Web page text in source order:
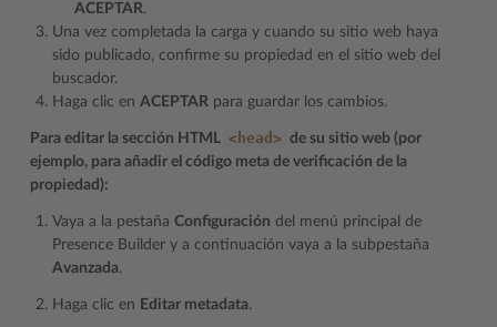
ACEPTAR.
Una vez completada la carga y cuando su sitio web haya
sido publicado, confirme su propiedad en el sitio web del
buscador.
Haga clic en ACEPTAR para guardar los cambios.
Para editar la sección HTML <head> de su sitio web (por
ejemplo, para añadir el código meta de verificación de la
propiedad):
Vaya a la pestaña Configuración del menú principal de
Presence Builder y a continuación vaya a la subpestaña
Avanzada.
Haga clic en Editar metadata.